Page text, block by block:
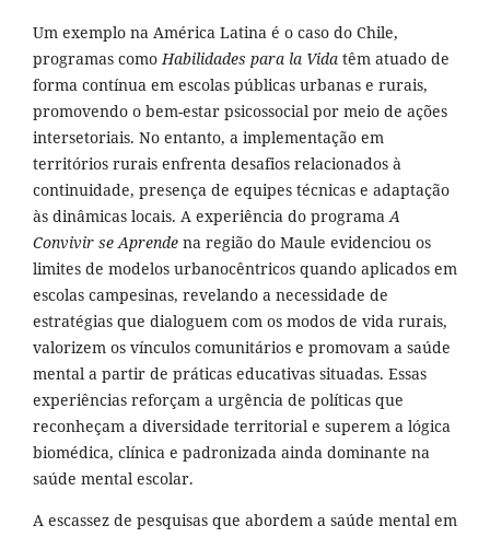
Um exemplo na América Latina é o caso do Chile,
programas comoHabilidades para la Vida têm atuado de
forma contínua em escolas públicas urbanas e rurais,
promovendo o bem-estar psicossocial por meio de ações
intersetoriais. No entanto, a implementação em
territórios rurais enfrenta desafios relacionados à
continuidade, presença de equipes técnicas e adaptação
às dinâmicas locais. A experiência do programaA
Convivir se Aprende na região do Maule evidenciou os
limites de modelos urbanocêntricos quando aplicados em
escolas campesinas, revelando a necessidade de
estratégias que dialoguem com os modos de vida rurais,
valorizem os vínculos comunitários e promovam a saúde
mental a partir de práticas educativas situadas. Essas
experiências reforçam a urgência de políticas que
reconheçam a diversidade territorial e superem a lógica
biomédica, clínica e padronizada ainda dominante na
saúde mental escolar.
A escassez de pesquisas que abordem a saúde mental em